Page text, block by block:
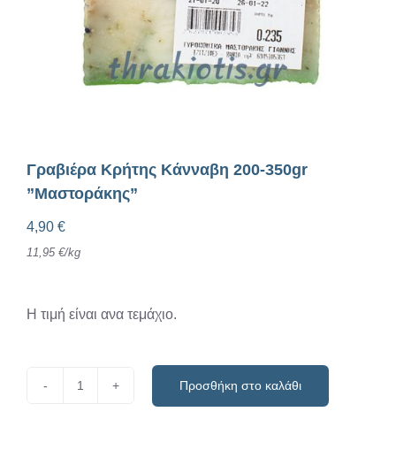
Γραβιέρα Κρήτης Κάνναβη 200-350gr
”Μαστοράκης”
4,90 €
11,95 €/kg
Η τιμή είναι ανα τεμάχιο.
Προσθήκη στο καλάθι